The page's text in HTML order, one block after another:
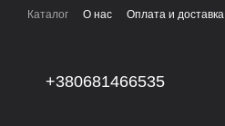
Перейти к основному контенту
Каталог О нас Оплата и доставка
+380681466535